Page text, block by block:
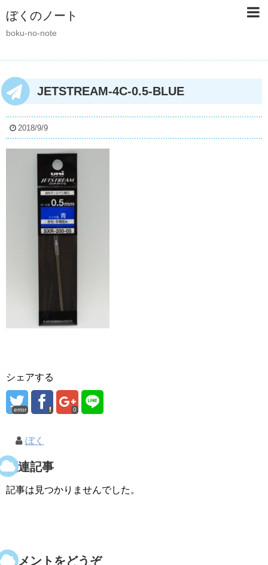
ぼくのノート
boku-no-note
JETSTREAM-4C-0.5-BLUE
2018/9/9
シェアする
error 0
ぼく
関連記事
記事は見つかりませんでした。
コメントをどうぞ